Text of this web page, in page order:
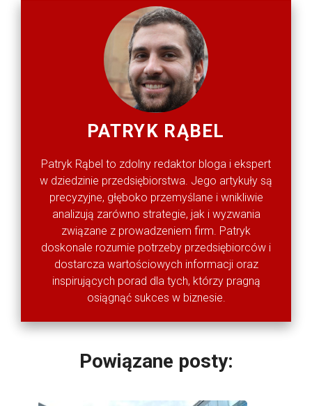
PATRYK RĄBEL
Patryk Rąbel to zdolny redaktor bloga i ekspert
w dziedzinie przedsiębiorstwa. Jego artykuły są
precyzyjne, głęboko przemyślane i wnikliwie
analizują zarówno strategie, jak i wyzwania
związane z prowadzeniem firm. Patryk
doskonale rozumie potrzeby przedsiębiorców i
dostarcza wartościowych informacji oraz
inspirujących porad dla tych, którzy pragną
osiągnąć sukces w biznesie.
Powiązane posty: